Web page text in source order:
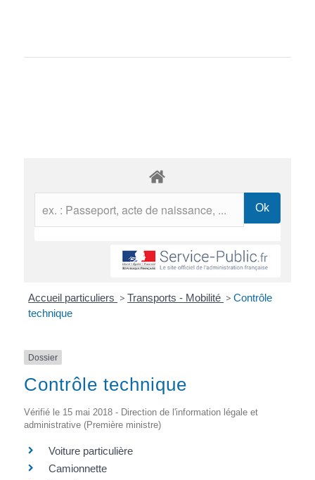
Accueil particuliers > Transports - Mobilité > Contrôle
technique
Dossier
Contrôle technique
Vérifié le 15 mai 2018 - Direction de l'information légale et
administrative (Première ministre)
Voiture particulière
Camionnette